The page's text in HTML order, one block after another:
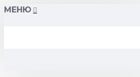
МЕНЮ